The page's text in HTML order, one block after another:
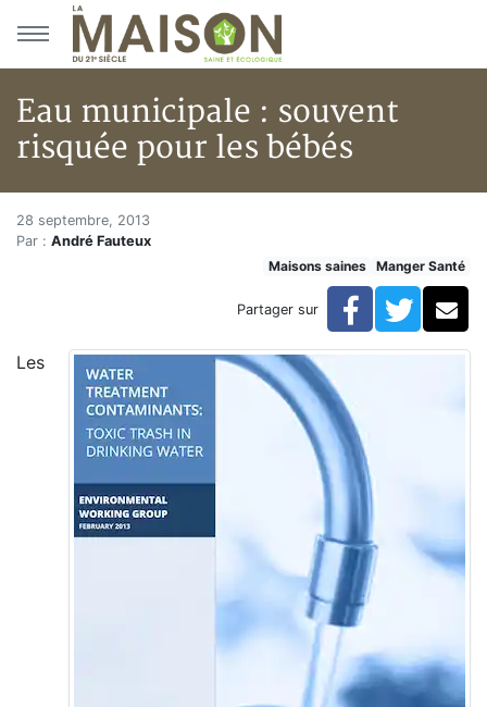
Aller au menu principal
Aller au contenu principal
Eau municipale : souvent
risquée pour les bébés
Accueil
Articles
Hypersensibilités environnementales
Eau municipale : souvent risquée pour les bébés
Eau municipale : souvent
28 septembre, 2013
Par : André Fauteux
Maisons saines
Manger Santé
Partager sur Facebook
Les